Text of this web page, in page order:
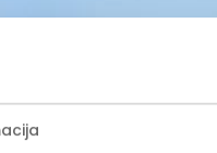
vos per 7–10 minučių.